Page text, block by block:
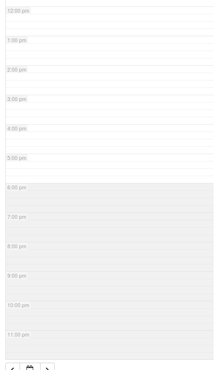
12:00 pm
1:00 pm
2:00 pm
3:00 pm
4:00 pm
5:00 pm
6:00 pm
7:00 pm
8:00 pm
9:00 pm
10:00 pm
11:00 pm